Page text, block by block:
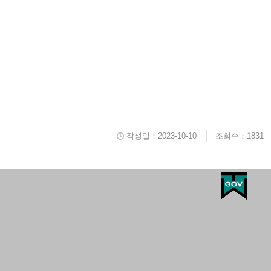
작성일：2023-10-10 조회수：1831